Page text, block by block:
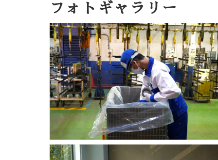
フォトギャラリー